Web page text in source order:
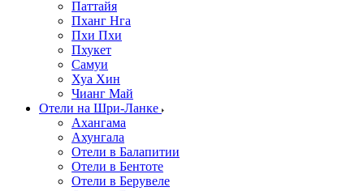
Паттайя
Пханг Нга
Пхи Пхи
Пхукет
Самуи
Хуа Хин
Чианг Май
Отели на Шри-Ланке
Ахангама
Ахунгала
Отели в Балапитии
Отели в Бентоте
Отели в Берувеле